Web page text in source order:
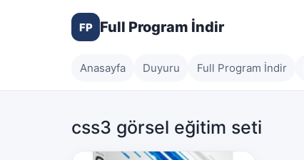
FP Full Program İndir
Anasayfa Duyuru Full Program İndir
css3 görsel eğitim seti